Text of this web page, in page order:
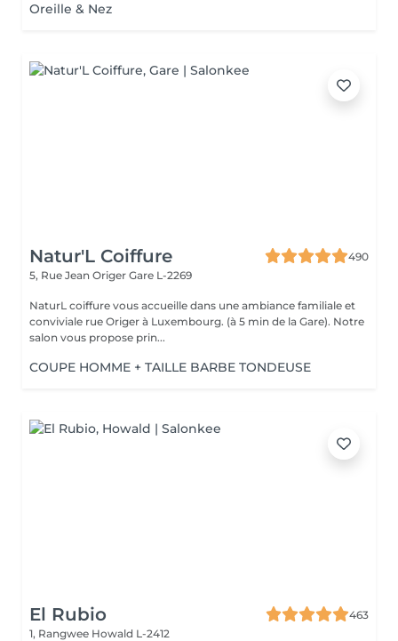
Oreille & Nez
Natur'L Coiffure
490
5, Rue Jean Origer Gare L-2269
NaturL coiffure vous accueille dans une ambiance familiale et
conviviale rue Origer à Luxembourg. (à 5 min de la Gare). Notre
salon vous propose prin...
COUPE HOMME + TAILLE BARBE TONDEUSE
El Rubio
463
1, Rangwee Howald L-2412